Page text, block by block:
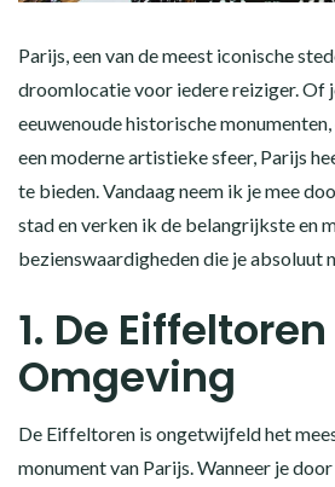
Parijs, een van de meest iconische
droomlocatie voor iedere reiziger. Of
eeuwenoude historische
een moderne artistieke sfeer, Parijs
te bieden. Vandaag neem ik je mee
stad en verken ik de belangrijkste en
bezienswaardigheden die je absoluut
1. De
Omgeving
De Eiffeltoren is ongetwijfeld het
monument van Parijs. Wanneer je